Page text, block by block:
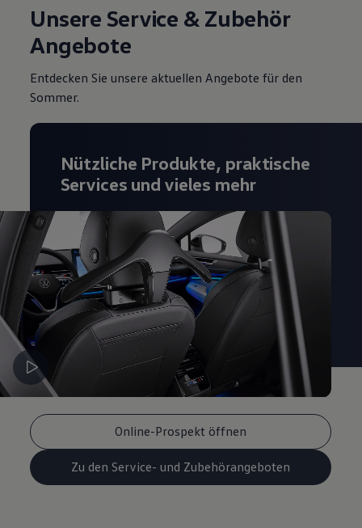
Unsere Service & Zubehör
Angebote
Entdecken Sie unsere aktuellen Angebote für den
Sommer.
Online-Prospekt öffnen
Zu den Service- und Zubehörangeboten
Nützliche Produkte, praktische
Services und vieles mehr